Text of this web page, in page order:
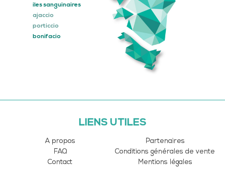
iles sanguinaires
ajaccio
porticcio
bonifacio
LIENS UTILES
A propos
Partenaires
FAQ
Conditions générales de vente
Contact
Mentions légales